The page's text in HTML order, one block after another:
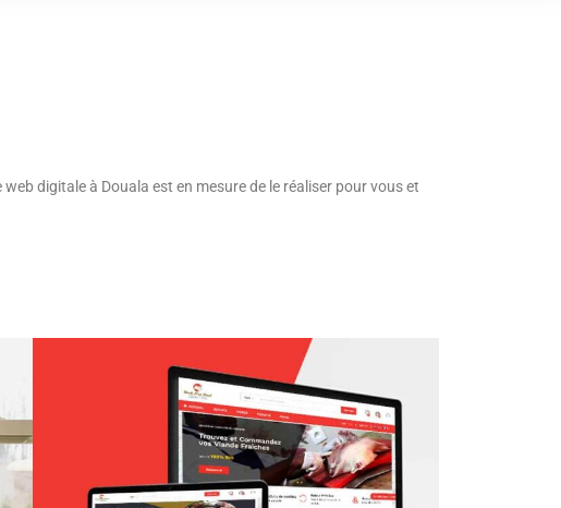
digitale à Douala est en mesure de le réaliser pour vous et